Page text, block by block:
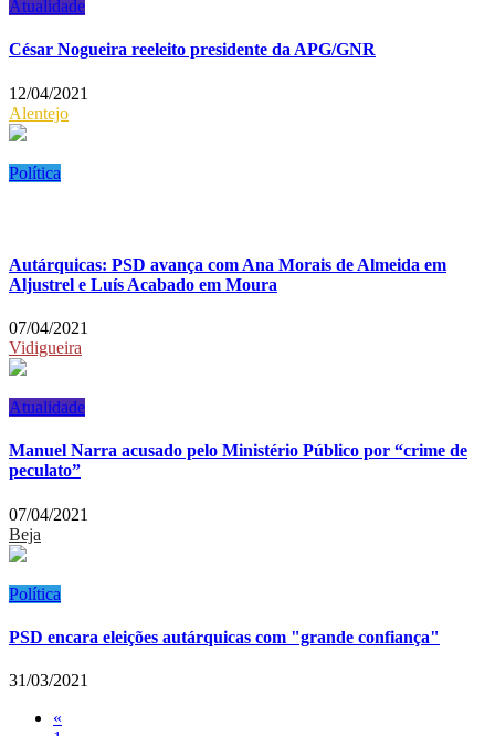
Atualidade
César Nogueira reeleito presidente da APG/GNR
12/04/2021
Alentejo
Política
Autárquicas: PSD avança com Ana Morais de Almeida em
Aljustrel e Luís Acabado em Moura
07/04/2021
Vidigueira
Atualidade
Manuel Narra acusado pelo Ministério Público por “crime de
peculato”
07/04/2021
Beja
Política
PSD encara eleições autárquicas com "grande confiança"
31/03/2021
«